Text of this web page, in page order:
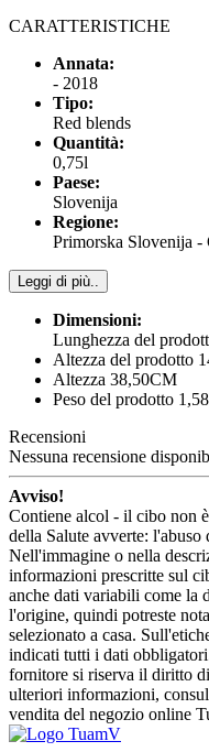
CARATTERISTICHE
Annata:
- 2018
Tipo:
Red blends
Quantità:
0,75l
Paese:
Slovenija
Regione:
Primorska Slovenija -
Leggi di più..
Dimensioni:
Lunghezza del
Altezza del prodotto
Altezza 38,50CM
Peso del prodotto
Recensioni
Nessuna recensione
Avviso!
Contiene alcol - il cibo non
della Salute avverte:
Nell'immagine o nella
informazioni prescritte sul
anche dati variabili come la
l'origine, quindi potreste
selezionato a casa.
indicati tutti i dati
fornitore si riserva il diritto
ulteriori informazioni,
vendita del negozio online